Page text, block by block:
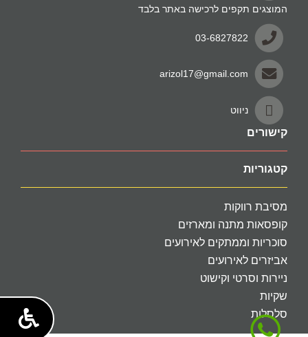
המוצגים תקפים לרכישה באתר בלבד
03-6827822
arizol17@gmail.com
ניווט
קישורים
קטגוריות
מסיבת רווקות
קופסאות מתנה ומארזים
סוכריות וממתקים לאירועים
אביזרים לאירועים
ניירות וסרטי וקישוט
שקיות
סלסלות